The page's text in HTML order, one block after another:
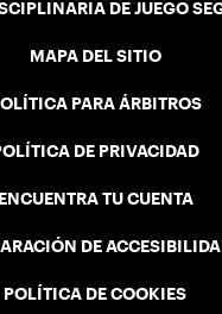
DE JUEGO
MAPA DEL SITIO
PARA ÁRBITROS
DE PRIVACIDAD
ENCUENTRA TU CUENTA
DE
POLÍTICA DE COOKIES